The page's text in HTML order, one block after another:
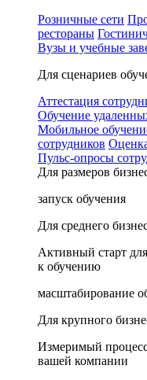
Розничные сети
рестораны
Вузы и учебные
Для сценариев
Аттестация
Обучение
Мобильное
сотрудников
Пульс-опросы
Для размеров
запуск обучения
Для среднего
Активный старт
к обучению
масштабирование
Для крупного
Измеримый
вашей компании